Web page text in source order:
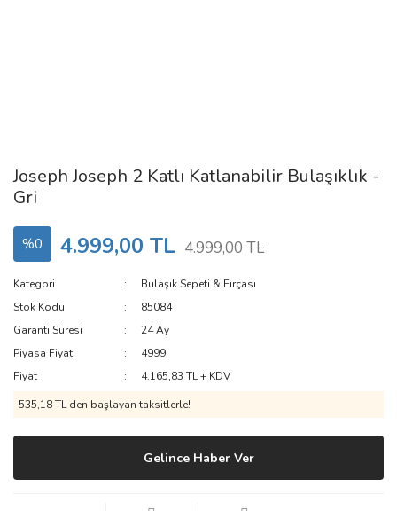
Joseph Joseph 2 Katlı Katlanabilir Bulaşıklık -
Gri
%0 4.999,00 TL 4.999,00 TL
Kategori
Bulaşık Sepeti & Fırçası
Stok Kodu
85084
Garanti Süresi
24 Ay
Piyasa Fiyatı
4999
Fiyat
4.165,83 TL + KDV
535,18 TL den başlayan taksitlerle!
Gelince Haber Ver